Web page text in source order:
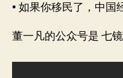
• 如果你移民了，中国
董一凡的公众号是 七